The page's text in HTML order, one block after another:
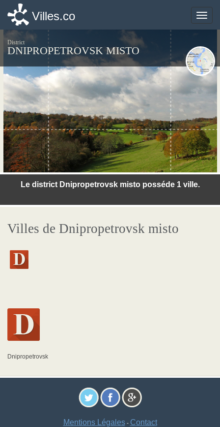
Toggle
Villes.co
District
DNIPROPETROVSK MISTO
Le district Dnipropetrovsk misto posséde 1 ville.
©photo-libre.fr
Villes de Dnipropetrovsk misto
Dnipropetrovsk
Mentions Légales- Contact
Toggle
Villes.co